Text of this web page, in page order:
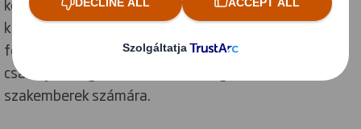
kreatív tevékenységeket, lebilincselő alkalmakat és
fejlesztési lehetőségeket kínál a demenciával élők,
családjaik és gondozóik, valamint gondozási
szakemberek számára.